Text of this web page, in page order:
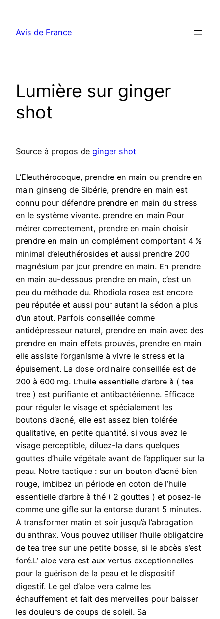
contenu
Avis de France
Lumière sur ginger
shot
Source à propos de ginger shot
L’Eleuthérocoque, prendre en main ou prendre en
main ginseng de Sibérie, prendre en main est
connu pour défendre prendre en main du stress
en le système vivante. prendre en main Pour
métrer correctement, prendre en main choisir
prendre en main un complément comportant 4 %
minimal d’eleuthérosides et aussi prendre 200
magnésium par jour prendre en main. En prendre
en main au-dessous prendre en main, c’est un
peu du méthode du. Rhodiola rosea est encore
peu réputée et aussi pour autant la sédon a plus
d’un atout. Parfois conseillée comme
antidépresseur naturel, prendre en main avec des
prendre en main effets prouvés, prendre en main
elle assiste l’organisme à vivre le stress et la
épuisement. La dose ordinaire conseillée est de
200 à 600 mg. L’huile essentielle d’arbre à ( tea
tree ) est purifiante et antibactérienne. Efficace
pour réguler le visage et spécialement les
boutons d’acné, elle est assez bien tolérée
qualitative, en petite quantité. si vous avez le
visage perceptible, diluez-la dans quelques
gouttes d’huile végétale avant de l’appliquer sur la
peau. Notre tactique : sur un bouton d’acné bien
rouge, imbibez un période en coton de l’huile
essentielle d’arbre à thé ( 2 gouttes ) et posez-le
comme une gifle sur la entorse durant 5 minutes.
A transformer matin et soir jusqu’à l’abrogation
du anthrax. Vous pouvez utiliser l’huile obligatoire
de tea tree sur une petite bosse, si le abcès s’est
foré.L’ aloe vera est aux vertus exceptionnelles
pour la guérison de la peau et le dispositif
digestif. Le gel d’aloe vera calme les
échauffement et fait des merveilles pour baisser
les douleurs de coups de soleil. Sa